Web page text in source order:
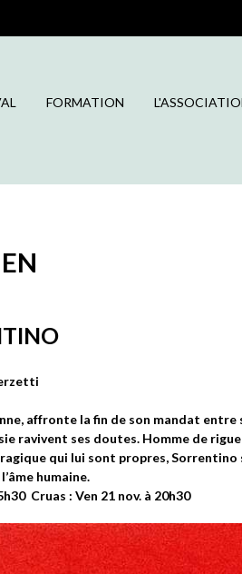
FORMATION
affronte la fin de son mandat
ravivent ses doutes. Homme de
qui lui sont propres,
humaine.
Cruas : Ven 21 nov. à 20h30